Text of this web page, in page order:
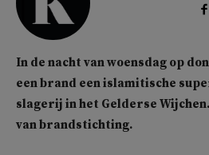
In de nacht van woensdag op
een brand een islamitische
slagerij in het Gelderse
van brandstichting.